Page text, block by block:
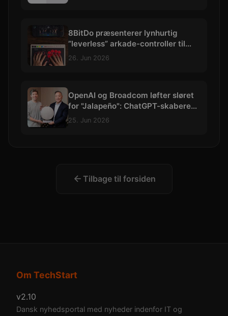
8BitDo præsenterer lynhurtig
”leverless” arkade-controller til
hardcore kampspils-entusiaster
26. Jun 2026
OpenAI og Broadcom løfter sløret
for "Jalapeño": ChatGPT-skaberens
allerførste AI-chip
25. Jun 2026
Tilbage til forsiden
Om TechStart
v2.10
Dansk nyhedsportal med nyheder indenfor IT og